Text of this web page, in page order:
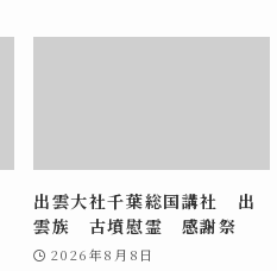
出雲大社千葉総国講社 出
雲族 古墳慰霊 感謝祭
2026年8月8日